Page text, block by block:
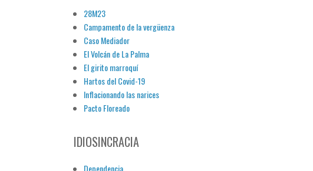
28M23
Campamento de la vergüenza
Caso Mediador
El Volcán de La Palma
El girito marroquí
Hartos del Covid-19
Inflacionando las narices
Pacto Floreado
IDIOSINCRACIA
Dependencia